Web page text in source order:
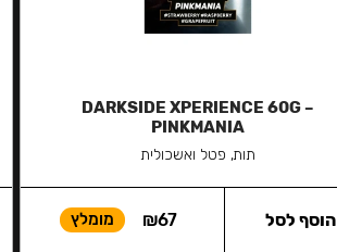
DARKSIDE XPERIENCE 60G –
PINKMANIA
תות, פטל ואשכולית
₪67 מומלץ הוסף לסל